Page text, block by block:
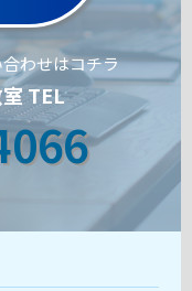
わせはコチラ
TEL